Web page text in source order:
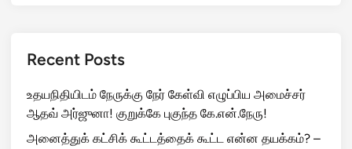
Recent Posts
உதயநிதியிடம் நேருக்கு நேர் கேள்வி எழுப்பிய அமைச்சர்
ஆதவ் அர்ஜுனா! குறுக்கே புகுந்த கே.என்.நேரு!
அனைத்துக் கட்சிக் கூட்டத்தைக் கூட்ட என்ன தயக்கம்? –